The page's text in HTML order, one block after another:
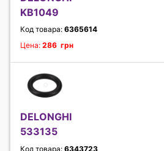
KB1049
Код товара: 6365614
Цена: 286 грн
DELONGHI
533135
Код товара: 6343723